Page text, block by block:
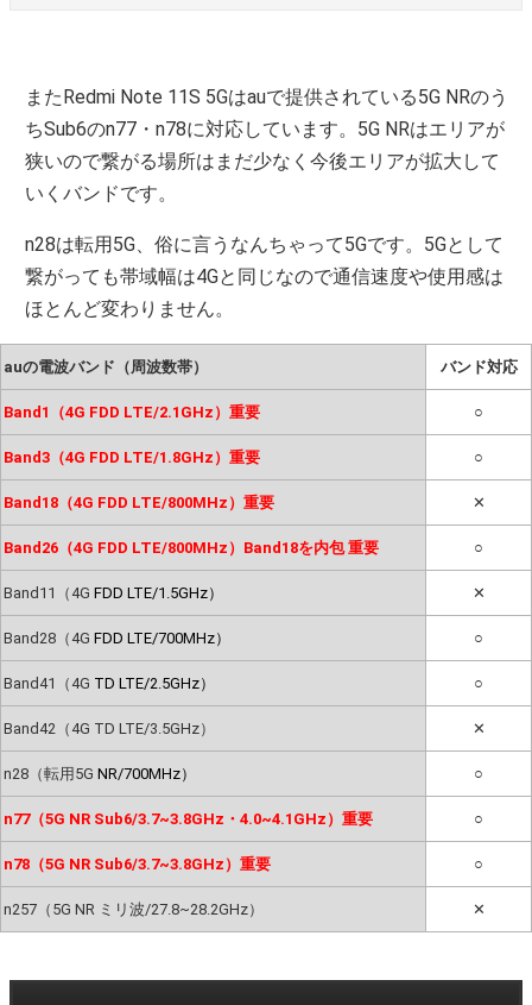
またRedmi Note 11S 5Gはauで提供されている5G NRのう
ちSub6のn77・n78に対応しています。5G NRはエリアが
狭いので繋がる場所はまだ少なく今後エリアが拡大して
いくバンドです。
n28は転用5G、俗に言うなんちゃって5Gです。5Gとして
繋がっても帯域幅は4Gと同じなので通信速度や使用感は
ほとんど変わりません。
auの電波バンド（周波数帯） バンド対応
Band1（4G FDD LTE/2.1GHz）重要 ○
Band3（4G FDD LTE/1.8GHz）重要 ○
Band18（4G FDD LTE/800MHz）重要 ✕
Band26（4G FDD LTE/800MHz）Band18を内包 重要 ○
Band11（4G FDD LTE/1.5GHz） ✕
Band28（4G FDD LTE/700MHz） ○
Band41（4G TD LTE/2.5GHz） ○
Band42（4G TD LTE/3.5GHz） ✕
n28（転用5G NR/700MHz） ○
n77（5G NR Sub6/3.7~3.8GHz・4.0~4.1GHz）重要 ○
n78（5G NR Sub6/3.7~3.8GHz）重要 ○
n257（5G NR ミリ波/27.8~28.2GHz） ✕